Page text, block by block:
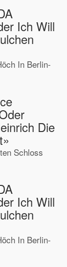
Ich Will
In Berlin-
Die
Schloss
Ich Will
In Berlin-